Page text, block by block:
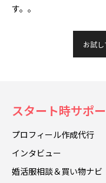
す。。
お試
スタート時サポ
プロフィール作成代行
インタビュー
婚活服相談＆買い物ナビ